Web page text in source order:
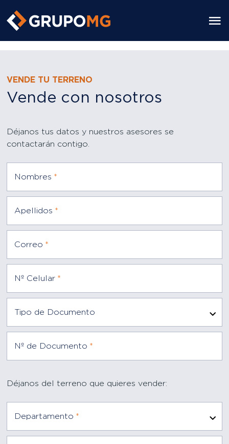
VENDE TU TERRENO
Vende con nosotros
Déjanos tus datos y nuestros asesores se
contactarán contigo.
Nombres *
Apellidos *
Correo *
Nº Celular *
Tipo de Documento
Nº de Documento *
Déjanos del terreno que quieres vender:
Departamento *